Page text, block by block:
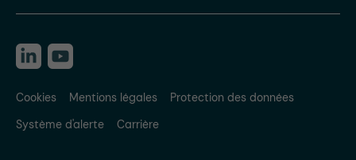
Cookies Mentions légales
Protection des données
Système d'alerte
Carrière